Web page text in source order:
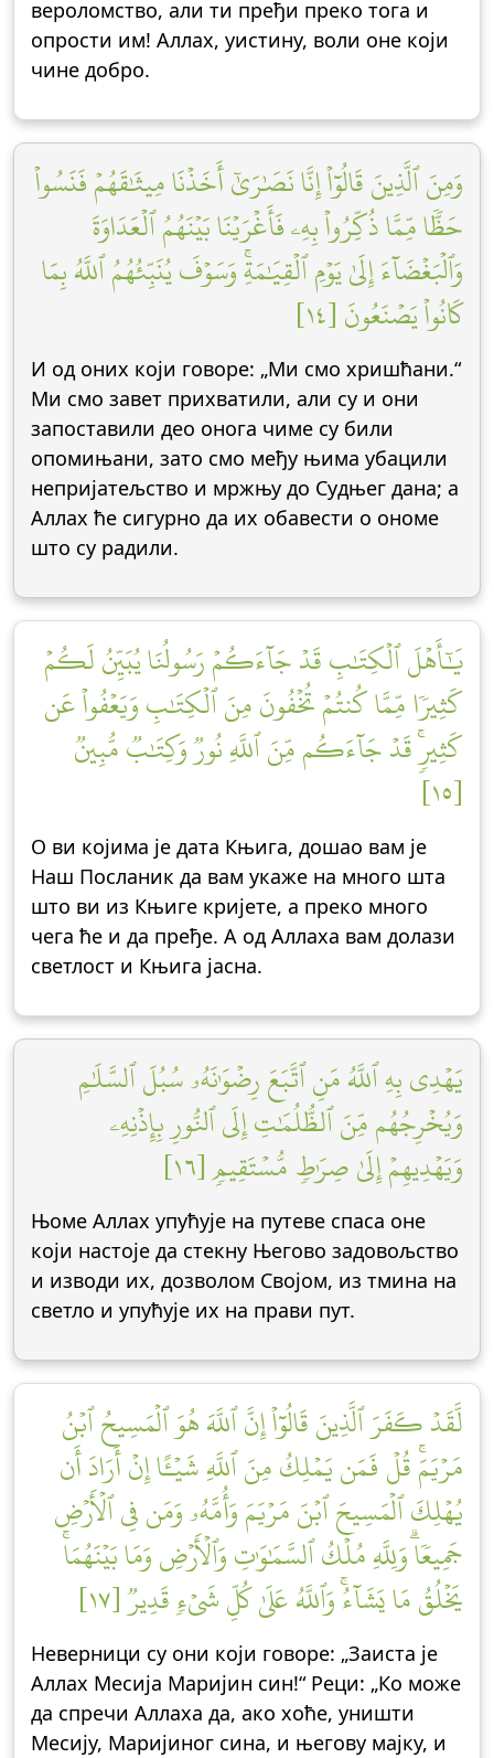
вероломство, али ти пређи преко тога и
опрости им! Аллах, уистину, воли оне који
чине добро.
وَمِنَ ٱلَّذِينَ قَالُوٓاْ إِنَّا نَصَٰرَىٰٓ أَخَذۡنَا مِيثَٰقَهُمۡ فَنَسُواْ
حَظّٗا مِّمَّا ذُكِّرُواْ بِهِۦ فَأَغۡرَيۡنَا بَيۡنَهُمُ ٱلۡعَدَاوَةَ
وَٱلۡبَغۡضَآءَ إِلَىٰ يَوۡمِ ٱلۡقِيَٰمَةِۚ وَسَوۡفَ يُنَبِّئُهُمُ ٱللَّهُ بِمَا
كَانُواْ يَصۡنَعُونَ [١٤]
И од оних који говоре: „Ми смо хришћани.“
Ми смо завет прихватили, али су и они
запоставили део онога чиме су били
опомињани, зато смо међу њима убацили
непријатељство и мржњу до Судњег дана; а
Аллах ће сигурно да их обавести о ономе
што су радили.
يَٰٓأَهۡلَ ٱلۡكِتَٰبِ قَدۡ جَآءَكُمۡ رَسُولُنَا يُبَيِّنُ لَكُمۡ
كَثِيرٗا مِّمَّا كُنتُمۡ تُخۡفُونَ مِنَ ٱلۡكِتَٰبِ وَيَعۡفُواْ عَن
كَثِيرٖۚ قَدۡ جَآءَكُم مِّنَ ٱللَّهِ نُورٞ وَكِتَٰبٞ مُّبِينٞ
[١٥]
О ви којима је дата Књига, дошао вам је
Наш Посланик да вам укаже на много шта
што ви из Књиге кријете, а преко много
чега ће и да пређе. А од Аллаха вам долази
светлост и Књига јасна.
يَهۡدِي بِهِ ٱللَّهُ مَنِ ٱتَّبَعَ رِضۡوَٰنَهُۥ سُبُلَ ٱلسَّلَٰمِ
وَيُخۡرِجُهُم مِّنَ ٱلظُّلُمَٰتِ إِلَى ٱلنُّورِ بِإِذۡنِهِۦ
وَيَهۡدِيهِمۡ إِلَىٰ صِرَٰطٖ مُّسۡتَقِيمٖ [١٦]
Њоме Аллах упућује на путеве спаса оне
који настоје да стекну Његово задовољство
и изводи их, дозволом Својом, из тмина на
светло и упућује их на прави пут.
لَّقَدۡ كَفَرَ ٱلَّذِينَ قَالُوٓاْ إِنَّ ٱللَّهَ هُوَ ٱلۡمَسِيحُ ٱبۡنُ
مَرۡيَمَۚ قُلۡ فَمَن يَمۡلِكُ مِنَ ٱللَّهِ شَيۡـًٔا إِنۡ أَرَادَ أَن
يُهۡلِكَ ٱلۡمَسِيحَ ٱبۡنَ مَرۡيَمَ وَأُمَّهُۥ وَمَن فِي ٱلۡأَرۡضِ
جَمِيعٗاۗ وَلِلَّهِ مُلۡكُ ٱلسَّمَٰوَٰتِ وَٱلۡأَرۡضِ وَمَا بَيۡنَهُمَاۚ
يَخۡلُقُ مَا يَشَآءُۚ وَٱللَّهُ عَلَىٰ كُلِّ شَيۡءٖ قَدِيرٞ [١٧]
Неверници су они који говоре: „Заиста је
Аллах Месија Маријин син!“ Реци: „Ко може
да спречи Аллаха да, ако хоће, уништи
Месију, Маријиног сина, и његову мајку, и